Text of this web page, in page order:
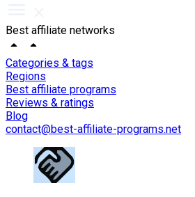
Best affiliate networks
Categories & tags
Regions
Best affiliate programs
Reviews & ratings
Blog
contact@best-affiliate-programs.net